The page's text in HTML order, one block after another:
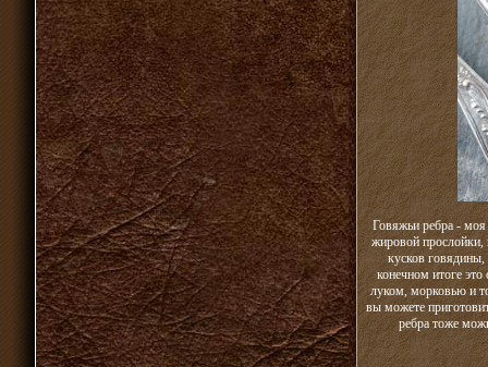
Говяжьи ребра - моя
жировой прослойки,
кусков
конечном итоге это
луком, морковью и
вы можете
ребра тоже